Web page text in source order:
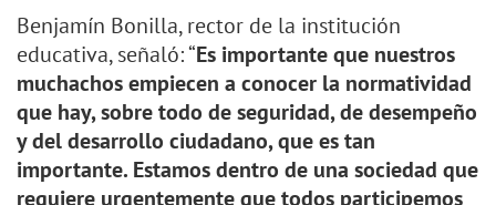
Benjamín Bonilla, rector de la institución
educativa, señaló: “Es importante que nuestros
muchachos empiecen a conocer la normatividad
que hay, sobre todo de seguridad, de desempeño
y del desarrollo ciudadano, que es tan
importante. Estamos dentro de una sociedad que
requiere urgentemente que todos participemos